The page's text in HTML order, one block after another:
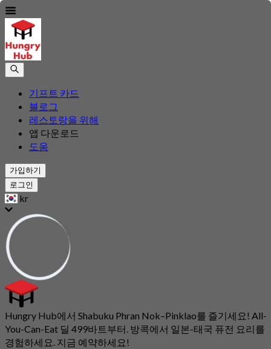
기프트 카드
블로그
레스토랑을 위해
앱 다운로드
도움
가입하기
로그인
kr
Hungry Hub에서 Shabuku Phran Nok–Pinklao를 즐기세요! All-
You-Can-Eat 딜 499바트부터. 방콕에서 일본-태국 퓨전 요리를
경험하세요. 지금 예약하세요!